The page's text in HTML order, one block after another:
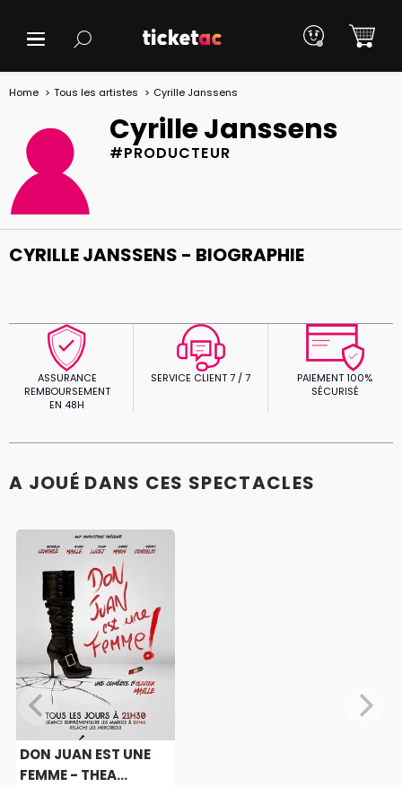
Home Tous les artistes Cyrille Janssens
Cyrille Janssens
#PRODUCTEUR
CYRILLE JANSSENS - BIOGRAPHIE
ASSURANCE
REMBOURSEMENT
EN 48H
SERVICE CLIENT 7 / 7
PAIEMENT 100%
SÉCURISÉ
A JOUÉ DANS CES SPECTACLES
DON JUAN EST UNE
FEMME - THEA...